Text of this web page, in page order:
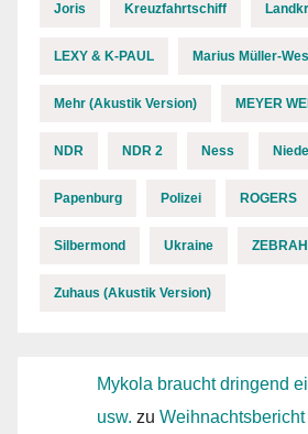
Joris Kreuzfahrtschiff
LEXY & K-PAUL Marius Müller-
Mehr (Akustik Version) MEYER
NDR NDR 2 Ness
Papenburg Polizei ROGERS
Silbermond Ukraine
Zuhaus (Akustik Version)
Mykola braucht dringend
usw. zu